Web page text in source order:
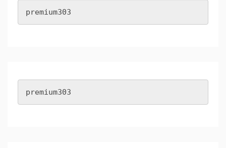
premium303
premium303